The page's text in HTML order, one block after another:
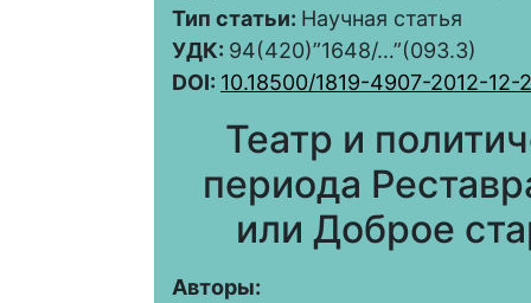
Тип статьи: Научная статья
УДК: 94(420)”1648/…”(093.3)
DOI: 10.18500/1819-4907-2012-
Театр и
периода
или Доброе
Авторы: